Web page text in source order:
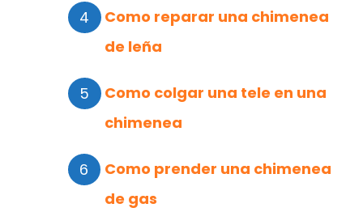
Como reparar una chimenea
de leña
Como colgar una tele en una
chimenea
Como prender una chimenea
de gas